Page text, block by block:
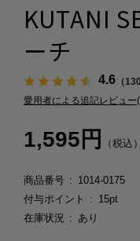
KUTANI
ーチ
4.6（130
愛用者による追記レビュー
1,595円 （税込）
商品番号
1014-0175
付与ポイント
15pt
在庫状況
あり